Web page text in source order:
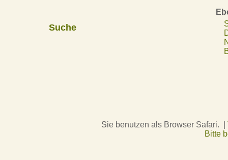
Suche
Sie benutzen als Browser Safari. |
Bitte